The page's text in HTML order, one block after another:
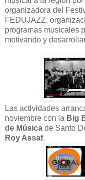
organizadora del
FEDUJAZZ,
programas musicales
motivando y
Las actividades
noviembre con la Big
de Música de Santo
Roy Assaf.